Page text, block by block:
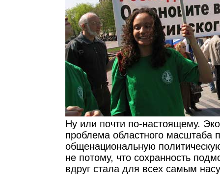
Ну или почти по-настоящему.
проблема областного масштаба
общенациональную
не потому, что сохранность
вдруг стала для всех самым